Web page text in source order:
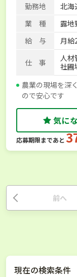
勤務地
北海
業 種
露地
給 与
月
仕 事
人材
社圃
農業の現場を深
ので安心です
気に
応募期限まであと
前へ
現在の検索条件